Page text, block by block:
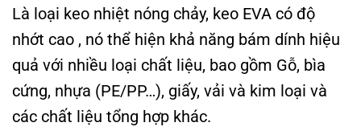
Là loại keo nhiệt nóng chảy, keo EVA có độ
nhớt cao , nó thể hiện khả năng bám dính hiệu
quả với nhiều loại chất liệu, bao gồm Gỗ, bìa
cứng, nhựa (PE/PP…), giấy, vải và kim loại và
các chất liệu tổng hợp khác.